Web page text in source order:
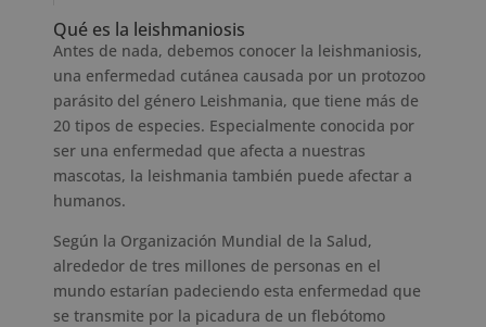
Qué es la leishmaniosis
Antes de nada, debemos conocer la leishmaniosis,
una enfermedad cutánea causada por un protozoo
parásito del género Leishmania, que tiene más de
20 tipos de especies. Especialmente conocida por
ser una enfermedad que afecta a nuestras
mascotas, la leishmania también puede afectar a
humanos.
Según la Organización Mundial de la Salud,
alrededor de tres millones de personas en el
mundo estarían padeciendo esta enfermedad que
se transmite por la picadura de un flebótomo